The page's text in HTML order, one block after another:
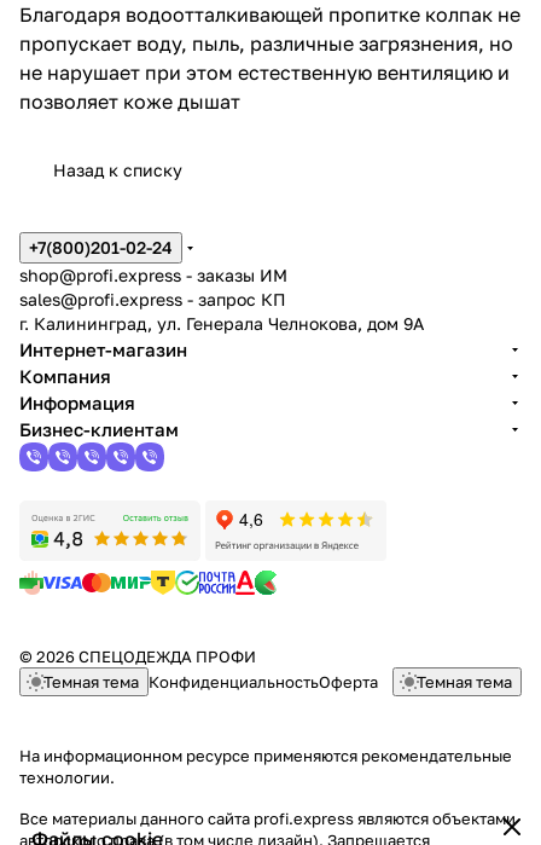
Благодаря водоотталкивающей пропитке колпак не
пропускает воду, пыль, различные загрязнения, но
не нарушает при этом естественную вентиляцию и
позволяет коже дышат
Назад к списку
Файлы cookie
+7(800)201-02-24
shop@profi.express - заказы ИМ
sales@profi.express - запрос КП
г. Калининград, ул. Генерала Челнокова, дом 9A
Интернет-магазин
Компания
Информация
Бизнес-клиентам
© 2026 СПЕЦОДЕЖДА ПРОФИ
Темная тема КонфиденциальностьОферта Темная тема
На информационном ресурсе применяются рекомендательные
технологии.
Все материалы данного сайта profi.express являются объектами
авторского права (в том числе дизайн). Запрещается